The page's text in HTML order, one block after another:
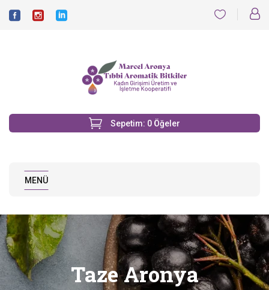
Sepetim: 0 Öğeler
MENÜ
Taze Aronya